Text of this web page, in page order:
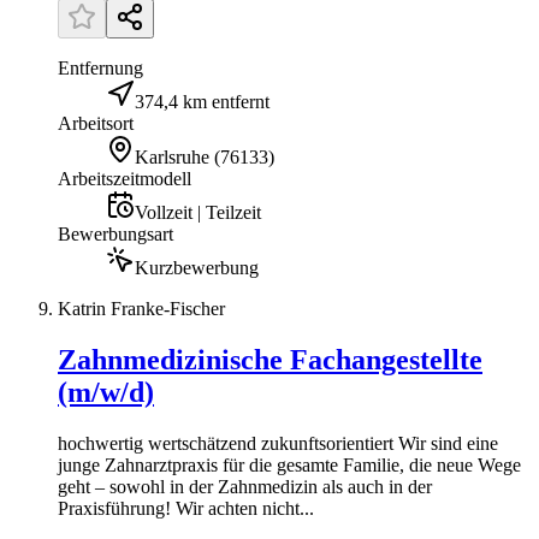
Entfernung
374,4 km entfernt
Arbeitsort
Karlsruhe (76133)
Arbeitszeitmodell
Vollzeit | Teilzeit
Bewerbungsart
Kurzbewerbung
Katrin Franke-Fischer
Zahnmedizinische Fachangestellte
(m/w/d)
hochwertig wertschätzend zukunftsorientiert Wir sind eine
junge Zahnarztpraxis für die gesamte Familie, die neue Wege
geht – sowohl in der Zahnmedizin als auch in der
Praxisführung! Wir achten nicht...